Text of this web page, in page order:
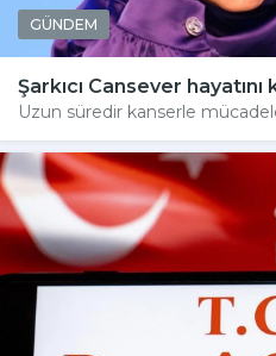
GÜNDEM
Şarkıcı Cansever
Uzun süredir kanserle